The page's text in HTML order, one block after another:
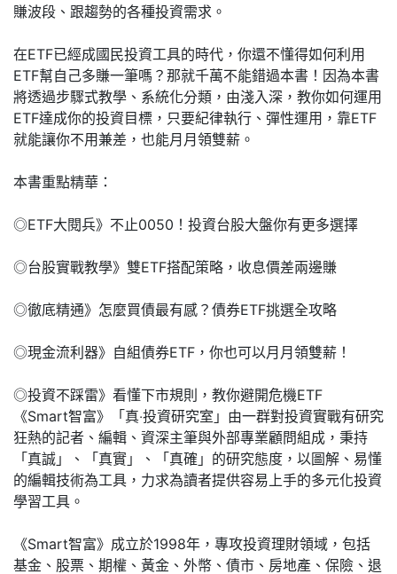
賺波段、跟趨勢的各種投資需求。
在ETF已經成國民投資工具的時代，你還不懂得如何利用
ETF幫自己多賺一筆嗎？那就千萬不能錯過本書！因為本書
將透過步驟式教學、系統化分類，由淺入深，教你如何運用
ETF達成你的投資目標，只要紀律執行、彈性運用，靠ETF
就能讓你不用兼差，也能月月領雙薪。
本書重點精華：
◎ETF大閱兵》不止0050！投資台股大盤你有更多選擇
◎台股實戰教學》雙ETF搭配策略，收息價差兩邊賺
◎徹底精通》怎麼買債最有感？債券ETF挑選全攻略
◎現金流利器》自組債券ETF，你也可以月月領雙薪！
◎投資不踩雷》看懂下市規則，教你避開危機ETF
《Smart智富》「真‧投資研究室」由一群對投資實戰有研究
狂熱的記者、編輯、資深主筆與外部專業顧問組成，秉持
「真誠」、「真實」、「真確」的研究態度，以圖解、易懂
的編輯技術為工具，力求為讀者提供容易上手的多元化投資
學習工具。
《Smart智富》成立於1998年，專攻投資理財領域，包括
基金、股票、期權、黃金、外幣、債市、房地產、保險、退